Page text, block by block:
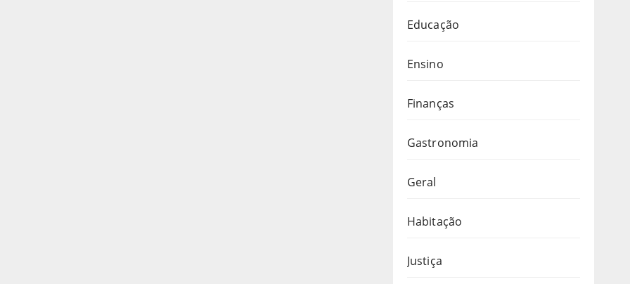
Educação
Ensino
Finanças
Gastronomia
Geral
Habitação
Justiça